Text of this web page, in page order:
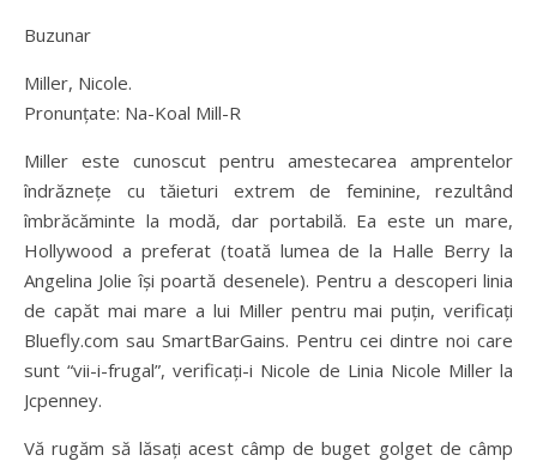
Buzunar
Miller, Nicole.
Pronunțate: Na-Koal Mill-R
Miller este cunoscut pentru amestecarea amprentelor
îndrăznețe cu tăieturi extrem de feminine, rezultând
îmbrăcăminte la modă, dar portabilă. Ea este un mare,
Hollywood a preferat (toată lumea de la Halle Berry la
Angelina Jolie își poartă desenele). Pentru a descoperi linia
de capăt mai mare a lui Miller pentru mai puțin, verificați
Bluefly.com sau SmartBarGains. Pentru cei dintre noi care
sunt “vii-i-frugal”, verificați-i Nicole de Linia Nicole Miller la
Jcpenney.
Vă rugăm să lăsați acest câmp de buget golget de câmp